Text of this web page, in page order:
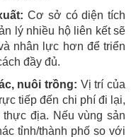
Cơ sở có diện tích
lý nhiều hộ liên kết sẽ
nhân lực hơn để triển
đầy đủ.
nuôi trồng: Vị trí của
tiếp đến chi phí đi lại,
địa. Nếu vùng sản
tỉnh/thành phố so với